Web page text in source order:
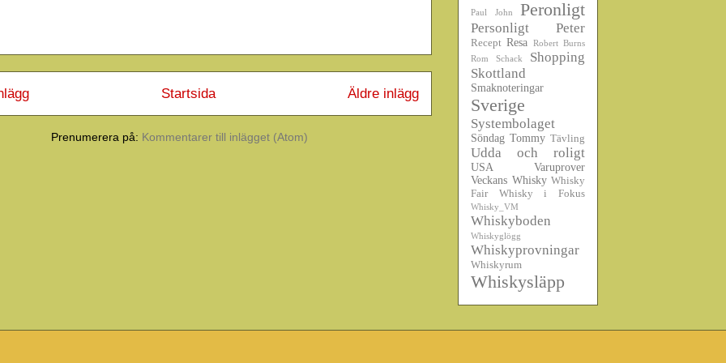
Äldre inlägg
Startsida
Prenumerera på: Kommentarer till inlägget (Atom)
Paul John Peronligt
Personligt Peter
Recept Resa Robert Burns
Rom
Schack
Shopping
Skottland
Smaknoteringar
Sverige
Systembolaget
Söndag Tommy Tävling
Udda och roligt
USA
Varuprover
Veckans Whisky Whisky
Fair
Whisky i Fokus
Whisky_VM
Whiskyboden
Whiskyglögg
Whiskyprovningar
Whiskyrum
Whiskysläpp